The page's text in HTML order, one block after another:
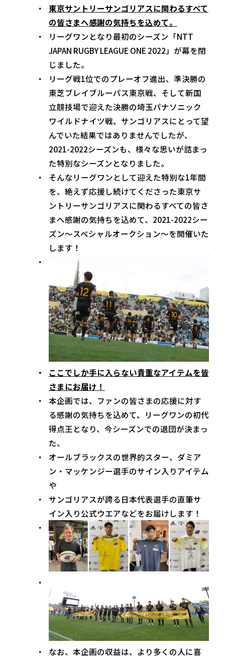
東京サントリーサンゴリアスに関わるすべて
の皆さまへ感謝の気持ちを込めて。
リーグワンとなり最初のシーズン「NTT
JAPAN RUGBY LEAGUE ONE 2022」が幕を閉
じました。
リーグ戦1位でのプレーオフ進出、準決勝の
東芝ブレイブルーパス東京戦、そして新国
立競技場で迎えた決勝の埼玉パナソニック
ワイルドナイツ戦、サンゴリアスにとって望
んでいた結果ではありませんでしたが、
2021-2022シーズンも、様々な思いが詰まっ
た特別なシーズンとなりました。
そんなリーグワンとして迎えた特別な1年間
を、絶えず応援し続けてくださった東京サ
ントリーサンゴリアスに関わるすべての皆さ
まへ感謝の気持ちを込めて、2021-2022シー
ズン～スペシャルオークション～を開催いた
します！
ここでしか手に入らない貴重なアイテムを皆
さまにお届け！
本企画では、ファンの皆さまの応援に対す
る感謝の気持ちを込めて、リーグワンの初代
得点王となり、今シーズンでの退団が決まっ
た、
オールブラックスの世界的スター、ダミア
ン・マッケンジー選手のサイン入りアイテム
や
サンゴリアスが誇る日本代表選手の直筆サ
イン入り公式ウエアなどをお届けします！
なお、本企画の収益は、より多くの人に喜